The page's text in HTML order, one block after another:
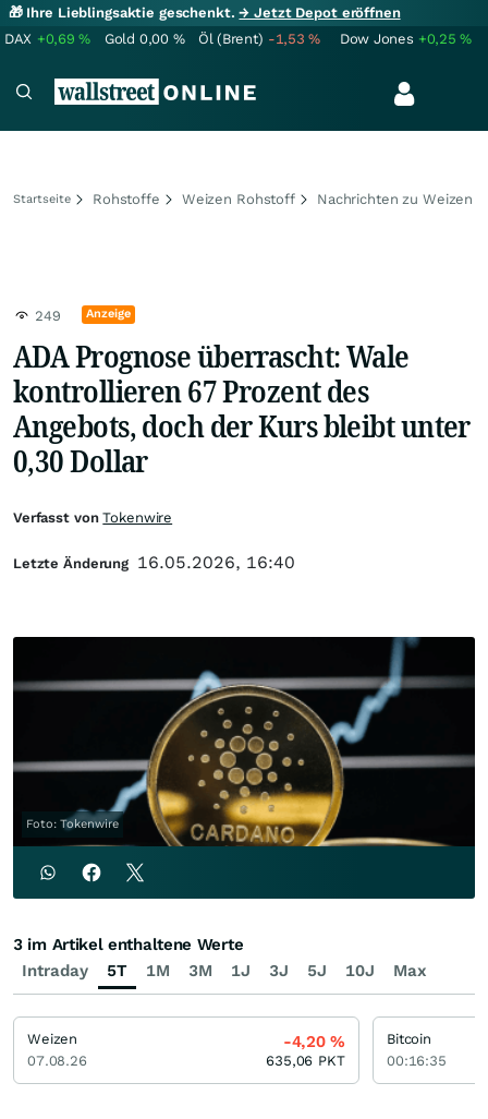
🎁 Ihre Lieblingsaktie geschenkt.→ Jetzt Depot eröffnen
DAX +0,69% Gold 0,00 % Öl (Brent) -1,53% Dow Jones +0,25%
Startseite Rohstoffe Weizen Rohstoff Nachrichten zu Weizen
249 Anzeige
ADA Prognose überrascht: Wale
kontrollieren 67 Prozent des
Angebots, doch der Kurs bleibt unter
0,30 Dollar
Foto: Tokenwire
Verfasst vonTokenwire
Letzte Änderung 16.05.2026, 16:40
Intraday 5T 1M 3M 1J 3J 5J 10J Max
3 im Artikel enthaltene Werte
Weizen
07.08.26
-4,20%
635,06 PKT
Bitcoin
00:16:35